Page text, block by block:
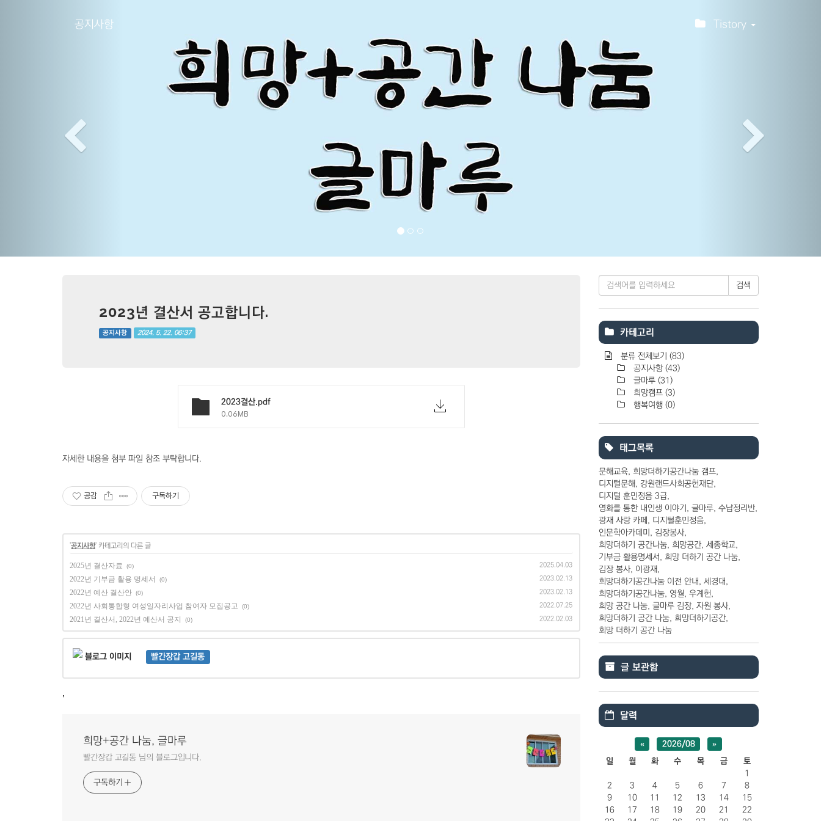
공지사항 Tistory
2023년 결산서 공고합니다.
공지사항 2024. 5. 22. 06:37
2023결산.pdf
0.06MB
자세한 내용을 첨부 파일 참조 부탁합니다.
공감 구독하기
'공지사항' 카테고리의 다른 글
2025년 결산자료 (0) 2025.04.03
2022년 기부금 활용 명세서 (0) 2023.02.13
2022년 예산 결산안 (0) 2023.02.13
2022년 사회통합형 여성일자리사업 참여자 모집공고 (0) 2022.07.25
2021년 결산서, 2022년 예산서 공지 (0) 2022.02.03
빨간장갑 고길동
,
희망+공간 나눔, 글마루
빨간장갑 고길동 님의 블로그입니다.
구독하기
검색
카테고리
분류 전체보기 (83)
공지사항(43)
글마루 (31)
희망캠프 (3)
행복여행 (0)
태그목록
문해교육 희망더하기공간나눔 갬프
디지털문해
강원랜드사회공헌재단
디지털 훈민정음 3급
영화를 통한 내인생 이야기
글마루 수납정리반
광재 사랑 카페
디지털훈민정음
인문학아카데미
김장봉사
희망더하기 공간나눔 희망공간 세종학교
기부금 활용명세서
희망 더하기 공간 나눔
김장 봉사 이광재
희망더하기공간나눔 이전 안내
세경대
희망더하기공간나눔 영월 우계헌
희망 공간 나눔 글마루 김장 자원 봉사
희망더하기 공간 나눔 희망더하기공간
회망 더하기 공간 나눔
글 보관함
달력
« 2026/08
»
일
월 화 수 목 금
토
1
2
3 4 5 6 7
8
9
10 11 12 13 14
15
16
17 18 19 20 21
22